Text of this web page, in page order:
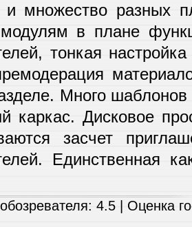
и множество разных
в плане
тонкая
Много шаблонов
каркас. Дисковое
засчет
Единственная
4.5 | Оценка